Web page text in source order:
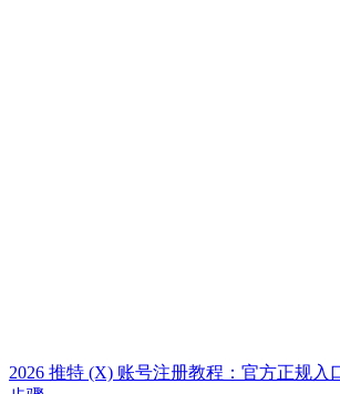
2026 推特 (X) 账号注册教程：官方正规入